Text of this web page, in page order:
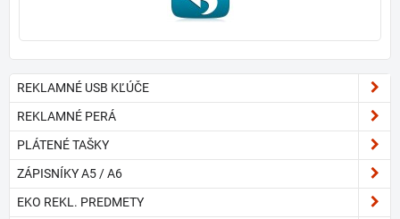
REKLAMNÉ USB KĽÚČE
REKLAMNÉ PERÁ
PLÁTENÉ TAŠKY
ZÁPISNÍKY A5 / A6
EKO REKL. PREDMETY